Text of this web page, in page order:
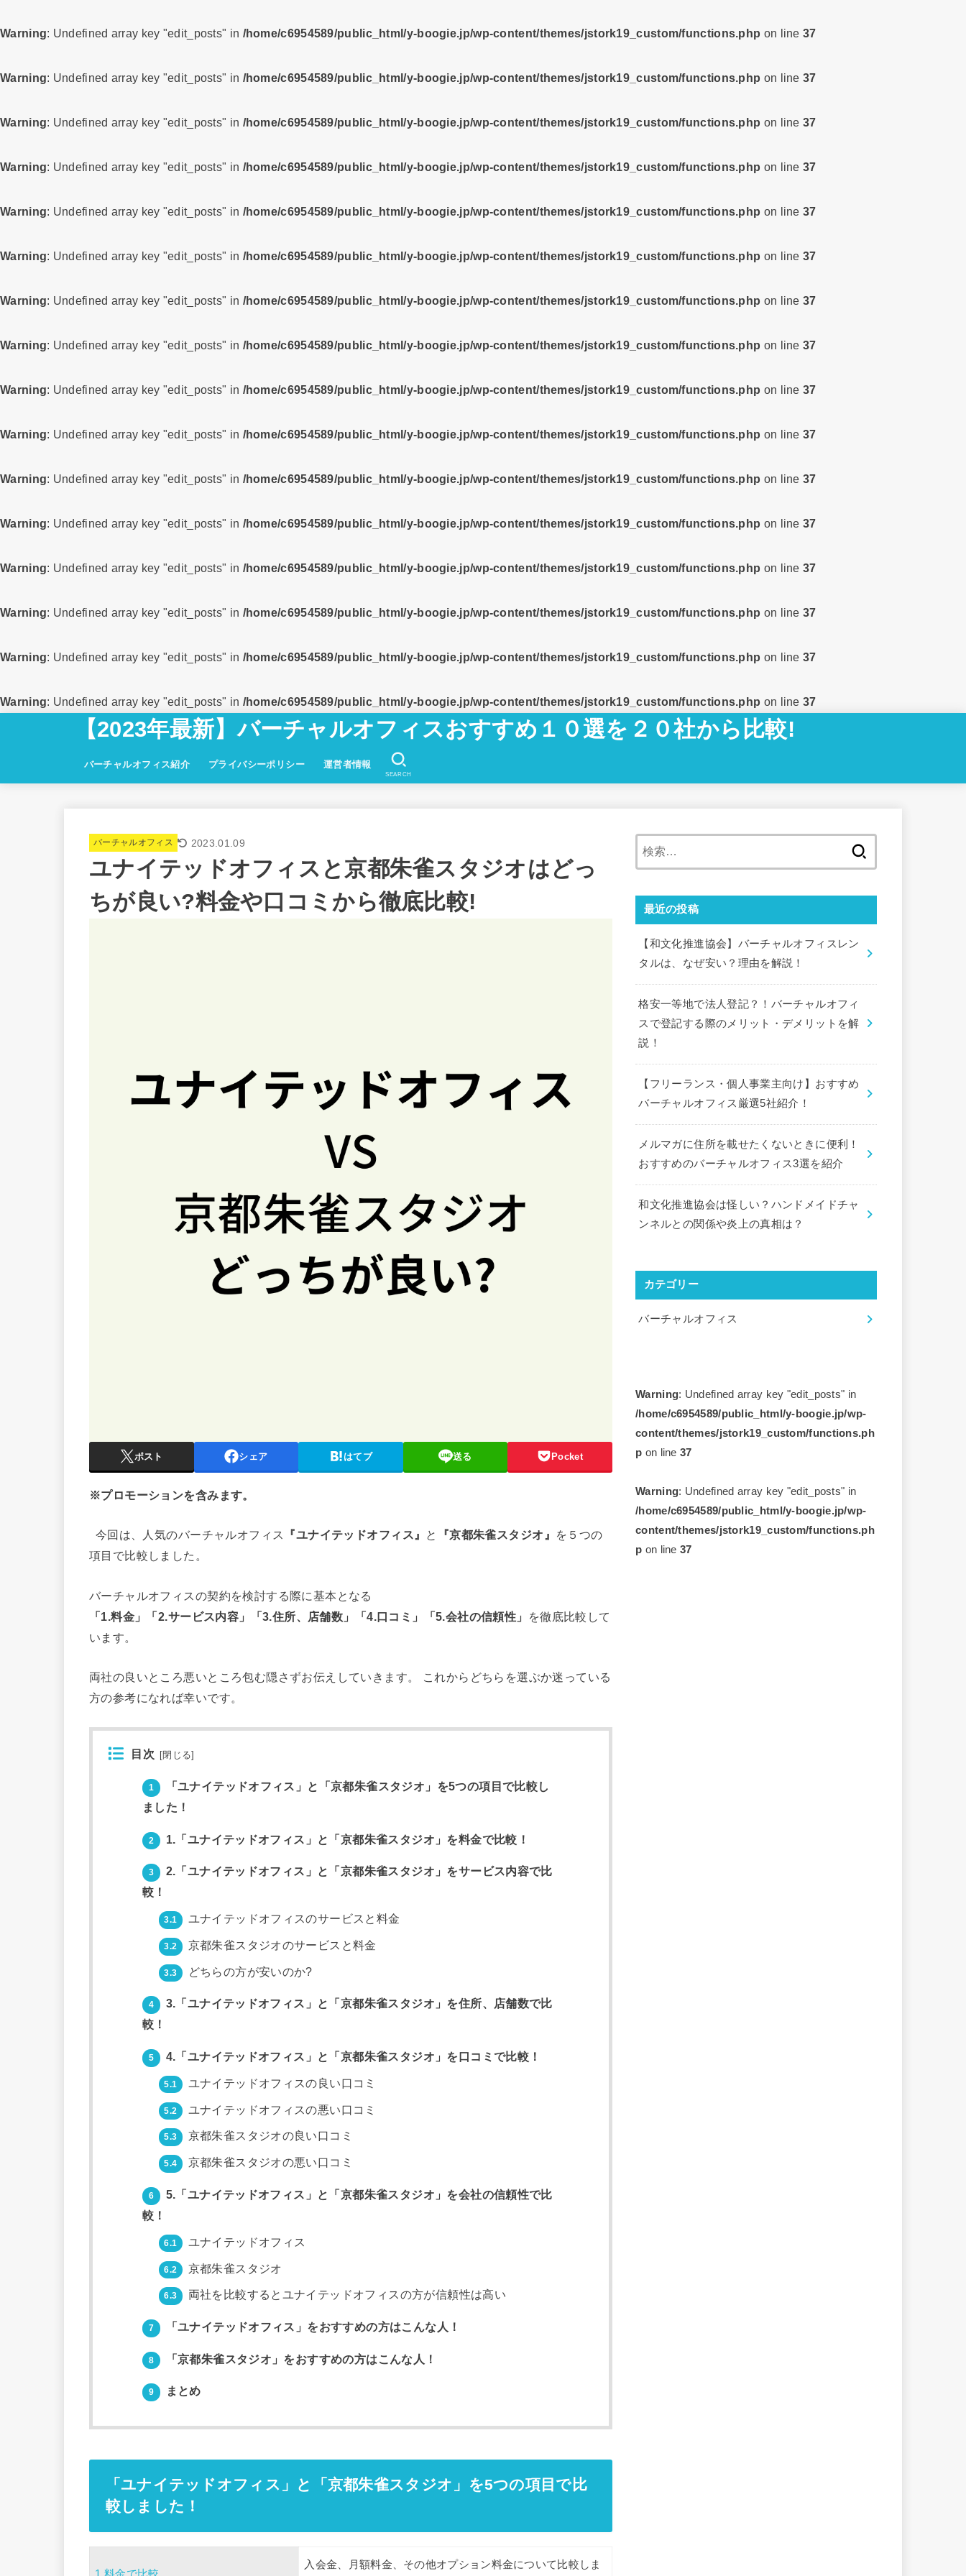
Warning: Undefined array key "edit_posts" in /home/c6954589/public_html/y-boogie.jp/wp-content/themes/jstork19_custom/functions.php on line37
Warning: Undefined array key "edit_posts" in /home/c6954589/public_html/y-boogie.jp/wp-content/themes/jstork19_custom/functions.php on line37
Warning: Undefined array key "edit_posts" in /home/c6954589/public_html/y-boogie.jp/wp-content/themes/jstork19_custom/functions.php on line37
Warning: Undefined array key "edit_posts" in /home/c6954589/public_html/y-boogie.jp/wp-content/themes/jstork19_custom/functions.php on line37
Warning: Undefined array key "edit_posts" in /home/c6954589/public_html/y-boogie.jp/wp-content/themes/jstork19_custom/functions.php on line37
Warning: Undefined array key "edit_posts" in /home/c6954589/public_html/y-boogie.jp/wp-content/themes/jstork19_custom/functions.php on line37
Warning: Undefined array key "edit_posts" in /home/c6954589/public_html/y-boogie.jp/wp-content/themes/jstork19_custom/functions.php on line37
Warning: Undefined array key "edit_posts" in /home/c6954589/public_html/y-boogie.jp/wp-content/themes/jstork19_custom/functions.php on line37
Warning: Undefined array key "edit_posts" in /home/c6954589/public_html/y-boogie.jp/wp-content/themes/jstork19_custom/functions.php on line37
Warning: Undefined array key "edit_posts" in /home/c6954589/public_html/y-boogie.jp/wp-content/themes/jstork19_custom/functions.php on line37
Warning: Undefined array key "edit_posts" in /home/c6954589/public_html/y-boogie.jp/wp-content/themes/jstork19_custom/functions.php on line37
Warning: Undefined array key "edit_posts" in /home/c6954589/public_html/y-boogie.jp/wp-content/themes/jstork19_custom/functions.php on line37
Warning: Undefined array key "edit_posts" in /home/c6954589/public_html/y-boogie.jp/wp-content/themes/jstork19_custom/functions.php on line37
Warning: Undefined array key "edit_posts" in /home/c6954589/public_html/y-boogie.jp/wp-content/themes/jstork19_custom/functions.php on line37
Warning: Undefined array key "edit_posts" in /home/c6954589/public_html/y-boogie.jp/wp-content/themes/jstork19_custom/functions.php on line37
Warning: Undefined array key "edit_posts" in /home/c6954589/public_html/y-boogie.jp/wp-content/themes/jstork19_custom/functions.php on line37
【2023年最新】バーチャルオフィスおすすめ１０選を２０社から比較!
バーチャルオフィス紹介 プライバシーポリシー 運営者情報
SEARCH
バーチャルオフィス 2023.01.09
ユナイテッドオフィスと京都朱雀スタジオはどっ
ちが良い?料金や口コミから徹底比較!
ポスト シェア はてブ 送る Pocket
※プロモーションを含みます。
今回は、人気のバーチャルオフィス 『ユナイテッドオフィス』 と 『京都朱雀スタジオ』
を５つの
項目で比較しました。
バーチャルオフィスの契約を検討する際に基本となる
「1.料金」「2.サービス内容」「3.住所、店舗数」「4.口コミ」「5.会社の信頼性」
を徹底比較して
います。
両社の良いところ悪いところ包む隠さずお伝えしていきます。 これからどちらを選ぶか迷っている
方の参考になれば幸いです。
目次 閉じる
1
「ユナイテッドオフィス」と「京都朱雀スタジオ」を5つの項目で比較し
ました！
2 1.「ユナイテッドオフィス」と「京都朱雀スタジオ」を料金で比較！
3
2.「ユナイテッドオフィス」と「京都朱雀スタジオ」をサービス内容で比
較！
3.1 ユナイテッドオフィスのサービスと料金
3.2 京都朱雀スタジオのサービスと料金
3.3 どちらの方が安いのか?
4
3.「ユナイテッドオフィス」と「京都朱雀スタジオ」を住所、店舗数で比
較！
5 4.「ユナイテッドオフィス」と「京都朱雀スタジオ」を口コミで比較！
5.1 ユナイテッドオフィスの良い口コミ
5.2 ユナイテッドオフィスの悪い口コミ
5.3 京都朱雀スタジオの良い口コミ
5.4 京都朱雀スタジオの悪い口コミ
6
5.「ユナイテッドオフィス」と「京都朱雀スタジオ」を会社の信頼性で比
較！
6.1 ユナイテッドオフィス
6.2 京都朱雀スタジオ
6.3 両社を比較するとユナイテッドオフィスの方が信頼性は高い
7 「ユナイテッドオフィス」をおすすめの方はこんな人！
8 「京都朱雀スタジオ」をおすすめの方はこんな人！
9 まとめ
「ユナイテッドオフィス」と「京都朱雀スタジオ」を5つの項目で比
較しました！
入会金、月額料金、その他オプション料金について比較しま
最近の投稿
【和文化推進協会】バーチャルオフィスレン
タルは、なぜ安い？理由を解説！
格安一等地で法人登記？！バーチャルオフィ
スで登記する際のメリット・デメリットを解
説！
【フリーランス・個人事業主向け】おすすめ
バーチャルオフィス厳選5社紹介！
メルマガに住所を載せたくないときに便利！
おすすめのバーチャルオフィス3選を紹介
和文化推進協会は怪しい？ハンドメイドチャ
ンネルとの関係や炎上の真相は？
カテゴリー
バーチャルオフィス
Warning: Undefined array key "edit_posts" in
/home/c6954589/public_html/y-boogie.jp/wp-
content/themes/jstork19_custom/functions.ph
p on line37
Warning: Undefined array key "edit_posts" in
/home/c6954589/public_html/y-boogie.jp/wp-
content/themes/jstork19_custom/functions.ph
p on line37